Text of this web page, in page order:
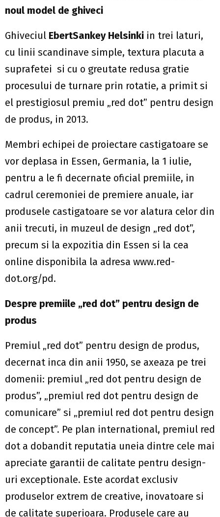
noul model de ghiveci
Ghiveciul EbertSankey Helsinki in trei laturi,
cu linii scandinave simple, textura placuta a
suprafetei si cu o greutate redusa gratie
procesului de turnare prin rotatie, a primit si
el prestigiosul premiu „red dot” pentru design
de produs, in 2013.
Membri echipei de proiectare castigatoare se
vor deplasa in Essen, Germania, la 1 iulie,
pentru a le fi decernate oficial premiile, in
cadrul ceremoniei de premiere anuale, iar
produsele castigatoare se vor alatura celor din
anii trecuti, in muzeul de design „red dot”,
precum si la expozitia din Essen si la cea
online disponibila la adresa www.red-
dot.org/pd.
Despre premiile „red dot” pentru design de
produs
Premiul „red dot” pentru design de produs,
decernat inca din anii 1950, se axeaza pe trei
domenii: premiul „red dot pentru design de
produs”, „premiul red dot pentru design de
comunicare” si „premiul red dot pentru design
de concept”. Pe plan international, premiul red
dot a dobandit reputatia uneia dintre cele mai
apreciate garantii de calitate pentru design-
uri exceptionale. Este acordat exclusiv
produselor extrem de creative, inovatoare si
de calitate superioara. Produsele care au